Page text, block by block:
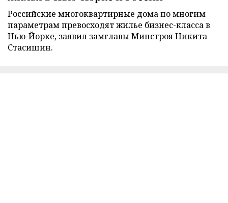
Российские многоквартирные дома по многим
параметрам превосходят жилье бизнес-класса в
Нью-Йорке, заявил замглавы Минстроя Никита
Стасишин.